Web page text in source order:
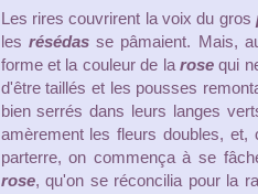
Les rires couvrirent la voix du gros
les résédasse pâmaient. Mais,
forme et la couleur de la rosequi
d'être taillés et les pousses
bien serrés dans leurs langes
amèrement les fleurs doubles,
parterre, on commença à se
rose, qu'on se réconcilia pour la